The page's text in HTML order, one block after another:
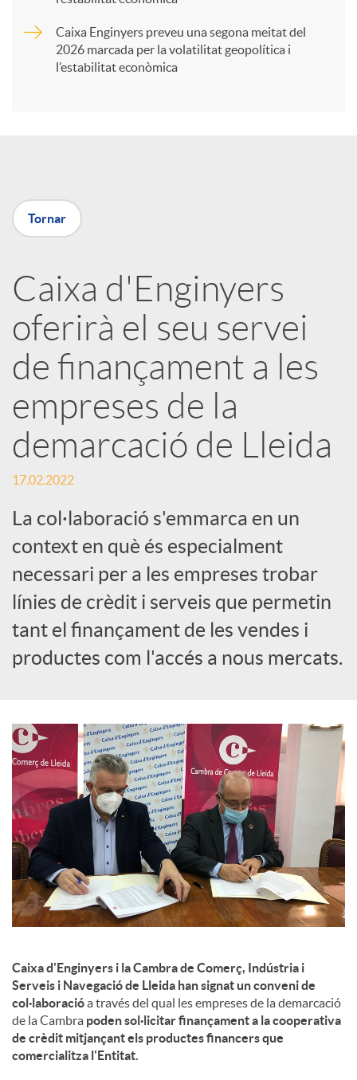
X
r
x
e
s
S
o
c
i
l
s
Caixa Enginyers preveu una segona meitat del
2026 marcada per la volatilitat geopolítica i
l’estabilitat econòmica
Tornar
Caixa d'Enginyers
oferirà el seu servei
de finançament a les
empreses de la
demarcació de Lleida
17.02.2022
La col·laboració s'emmarca en un
context en què és especialment
necessari per a les empreses trobar
línies de crèdit i serveis que permetin
tant el finançament de les vendes i
productes com l'accés a nous mercats.
Caixa d'Enginyers i la Cambra de Comerç, Indústria i
Serveis i Navegació de Lleida han signat un conveni de
col·laboracióa través del qual les empreses de la demarcació
de la Cambra poden sol·licitar finançament a la cooperativa
de crèdit mitjançant els productes financers que
comercialitza l'Entitat.